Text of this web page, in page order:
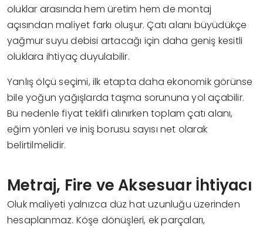
oluklar arasında hem üretim hem de montaj
açısından maliyet farkı oluşur. Çatı alanı büyüdükçe
yağmur suyu debisi artacağı için daha geniş kesitli
oluklara ihtiyaç duyulabilir.
Yanlış ölçü seçimi, ilk etapta daha ekonomik görünse
bile yoğun yağışlarda taşma sorununa yol açabilir.
Bu nedenle fiyat teklifi alınırken toplam çatı alanı,
eğim yönleri ve iniş borusu sayısı net olarak
belirtilmelidir.
Metraj, Fire ve Aksesuar İhtiyacı
Oluk maliyeti yalnızca düz hat uzunluğu üzerinden
hesaplanmaz. Köşe dönüşleri, ek parçaları,